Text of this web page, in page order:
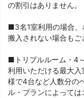
の割引はありません。
■3名1室利用の場合、
搬入されない場合もご
■トリプルルーム・4
利用いただける最大
様で4台など人数分の
ル・プランによって